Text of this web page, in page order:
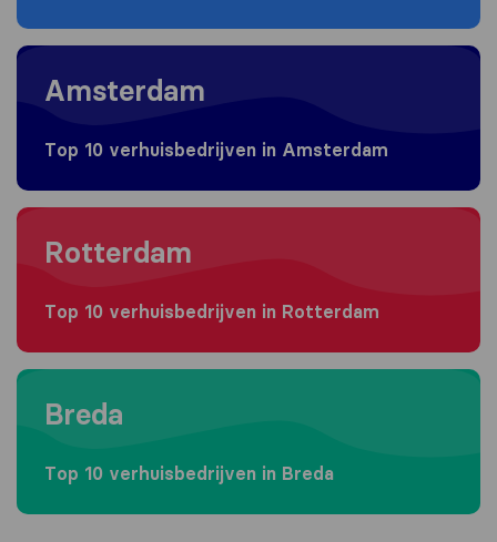
Moving to Amsterdam
Amsterdam
Top 10 verhuisbedrijven in Amsterdam
Moving to Rotterdam
Rotterdam
Top 10 verhuisbedrijven in Rotterdam
Moving to Breda
Breda
Top 10 verhuisbedrijven in Breda